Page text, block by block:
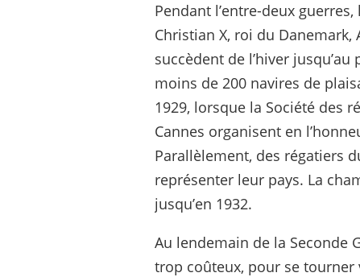
Pendant l’entre-deux
Christian X, roi du Danemark,
succèdent de l’hiver
moins de 200 navires de
1929, lorsque la Société des
Cannes organisent en
Parallèlement, des régatiers
représenter leur pays. La
jusqu’en 1932.
Au lendemain de la Seconde
trop coûteux, pour se tourner